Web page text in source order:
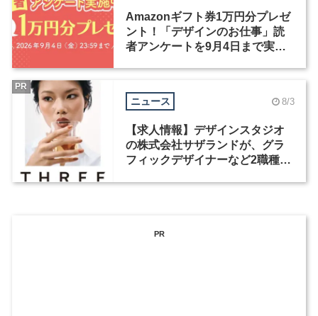
Amazonギフト券1万円分プレゼ
ント！「デザインのお仕事」読
者アンケートを9月4日まで実施
ニュース 8/3
【求人情報】デザインスタジオ
の株式会社サザランドが、グラ
フィックデザイナーなど2職種を
PR
PR